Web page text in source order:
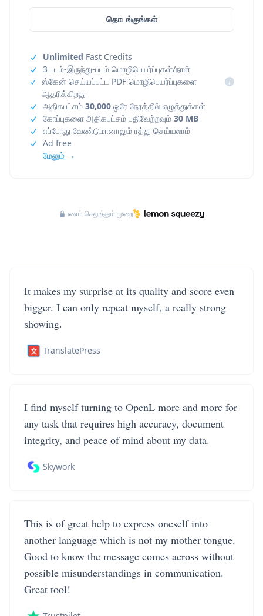
தொடங்குங்கள்
Unlimited Fast Credits
3 படம்-இருந்து-படம் மொழிபெயர்ப்புகள்/நாள்
ஸ்கேன் செய்யப்பட்ட PDF மொழிபெயர்ப்புகளை
ஆதரிக்கிறது
i
அதிகபட்சம் 30,000 ஒரே நேரத்தில் எழுத்துக்கள்
கோப்புகளை அதிகபட்சம் பதிவேற்றவும் 30 MB
எப்போது வேண்டுமானாலும் ரத்து செய்யலாம்
Ad free
மேலும் →
பணம் செலுத்தும் முறை
It makes my surprise at its quality and score even
bigger. I can only repeat myself, a really strong
showing.
TranslatePress
I find myself turning to OpenL more and more for
any task that requires high accuracy, document
integrity, and peace of mind about my data.
Skywork
This is of great help to express oneself into
another language which is not my mother tongue.
Good to know the message comes across without
possible misunderstandings in communication.
Great tool!